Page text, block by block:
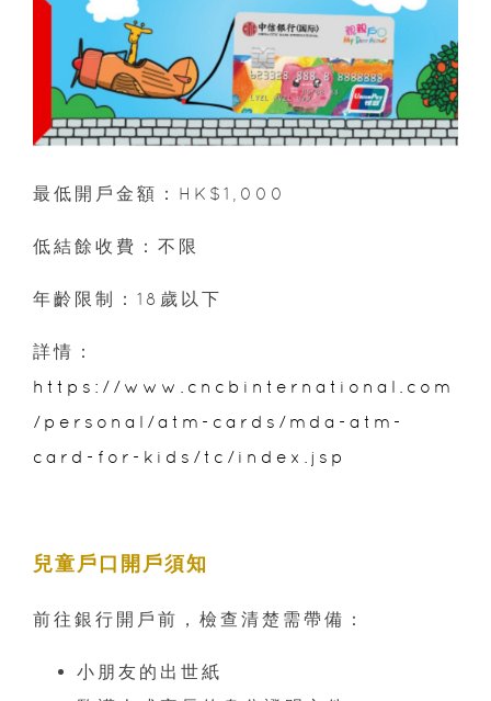
最低開戶金額：HK$1,000
低結餘收費：不限
年齡限制：18歲以下
詳情：
https://www.cncbinternational.com
/personal/atm-cards/mda-atm-
card-for-kids/tc/index.jsp
兒童戶口開戶須知
前往銀行開戶前，檢查清楚需帶備：
小朋友的出世紙